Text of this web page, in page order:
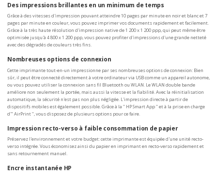
Des impressions brillantes en un minimum de temps
Grâce à des vitesses d'impression pouvant atteindre 10 pages par minute en noir et blanc et 7
pages par minute en couleur, vous pouvez imprimer vos documents rapidement et facilement.
Grâce à la très haute résolution d'impression native de 1 200 x 1 200 ppp, qui peut même être
optimisée jusqu'à 4 800 x 1 200 ppp, vous pouvez profiter d'impressions d'une grande netteté
avec des dégradés de couleurs très fins.
Nombreuses options de connexion
Cette imprimante tout-en-un impressionne par ses nombreuses options de connexion: Bien
sûr, il peut être connecté directement à votre ordinateur via USB comme un appareil autonome,
ou vous pouvez utiliser la connexion sans fil Bluetooth ou WLAN. Le WLAN double bande
améliore non seulement la portée, mais aussi la vitesse et la fiabilité. Avec la réinitialisation
automatique, la sécurité n'est pas non plus négligée. L'impression directe à partir de
dispositifs mobiles est également possible. Grâce à la " HP Smart App " et à la prise en charge
d'" AirPrint ", vous disposez de plusieurs options pour ce faire.
Impression recto-verso à faible consommation de papier
Préservez l'environnement et votre budget: cette imprimante est équipée d'une unité recto-
verso intégrée. Vous économisez ainsi du papier en imprimant en recto-verso rapidement et
sans retournement manuel.
Encre instantanée HP